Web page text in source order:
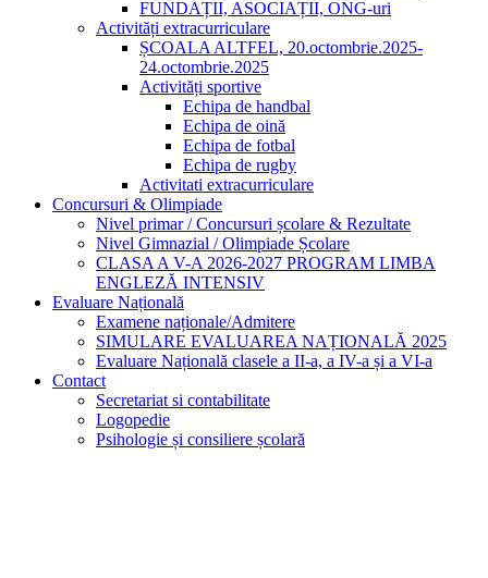
FUNDAȚII, ASOCIAȚII, ONG-uri
Activități extracurriculare
ȘCOALA ALTFEL, 20.octombrie.2025-
24.octombrie.2025
Activități sportive
Echipa de handbal
Echipa de oină
Echipa de fotbal
Echipa de rugby
Activitati extracurriculare
Concursuri & Olimpiade
Nivel primar / Concursuri școlare & Rezultate
Nivel Gimnazial / Olimpiade Școlare
CLASA A V-A 2026-2027 PROGRAM LIMBA
ENGLEZĂ INTENSIV
Evaluare Națională
Examene naționale/Admitere
SIMULARE EVALUAREA NAȚIONALĂ 2025
Evaluare Națională clasele a II-a, a IV-a și a VI-a
Contact
Secretariat si contabilitate
Logopedie
Psihologie și consiliere școlară